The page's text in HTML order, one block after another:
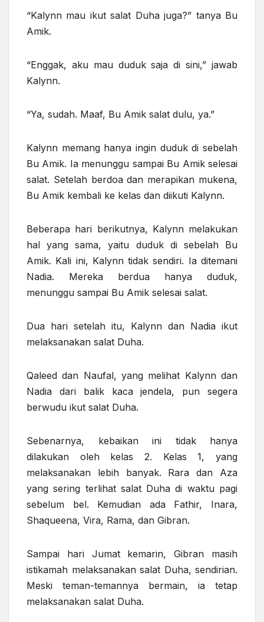
“Kalynn mau ikut salat Duha juga?” tanya Bu
Amik.
“Enggak, aku mau duduk saja di sini,” jawab
Kalynn.
“Ya, sudah. Maaf, Bu Amik salat dulu, ya.”
Kalynn memang hanya ingin duduk di sebelah
Bu Amik. Ia menunggu sampai Bu Amik selesai
salat. Setelah berdoa dan merapikan mukena,
Bu Amik kembali ke kelas dan diikuti Kalynn.
Beberapa hari berikutnya, Kalynn melakukan
hal yang sama, yaitu duduk di sebelah Bu
Amik. Kali ini, Kalynn tidak sendiri. Ia ditemani
Nadia. Mereka berdua hanya duduk,
menunggu sampai Bu Amik selesai salat.
Dua hari setelah itu, Kalynn dan Nadia ikut
melaksanakan salat Duha.
Qaleed dan Naufal, yang melihat Kalynn dan
Nadia dari balik kaca jendela, pun segera
berwudu ikut salat Duha.
Sebenarnya, kebaikan ini tidak hanya
dilakukan oleh kelas 2. Kelas 1, yang
melaksanakan lebih banyak. Rara dan Aza
yang sering terlihat salat Duha di waktu pagi
sebelum bel. Kemudian ada Fathir, Inara,
Shaqueena, Vira, Rama, dan Gibran.
Sampai hari Jumat kemarin, Gibran masih
istikamah melaksanakan salat Duha, sendirian.
Meski teman-temannya bermain, ia tetap
melaksanakan salat Duha.